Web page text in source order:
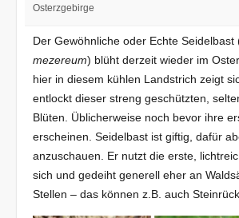
Osterzgebirge
Der Gewöhnliche oder Echte Seidelbast
mezereum) blüht derzeit wieder im
hier in diesem kühlen Landstrich zeigt
entlockt dieser streng geschützten,
Blüten. Üblicherweise noch bevor ihre
erscheinen. Seidelbast ist giftig, dafür
anzuschauen. Er nutzt die erste,
sich und gedeiht generell eher an
Stellen – das können z.B. auch